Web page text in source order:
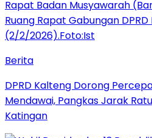
Berita
DPRD Kalteng Dorong
Mendawai, Pangkas Jarak
Katingan